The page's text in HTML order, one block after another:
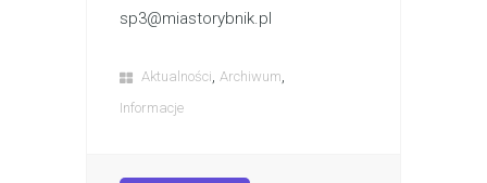
sp3@miastorybnik.pl
Aktualności Archiwum
Informacje